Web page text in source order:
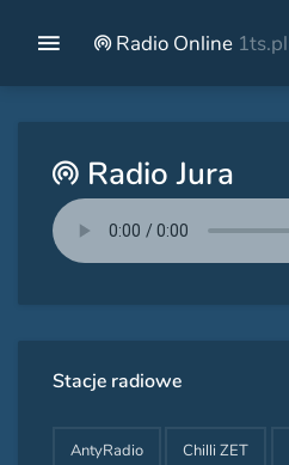
Radio Online 1ts.pl
Radio Jura
Stacje radiowe
AntyRadio Chilli ZET